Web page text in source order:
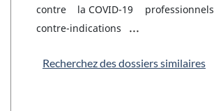
contre la COVID-19 professionnels
contre-indications
...
Recherchez des dossiers similaires